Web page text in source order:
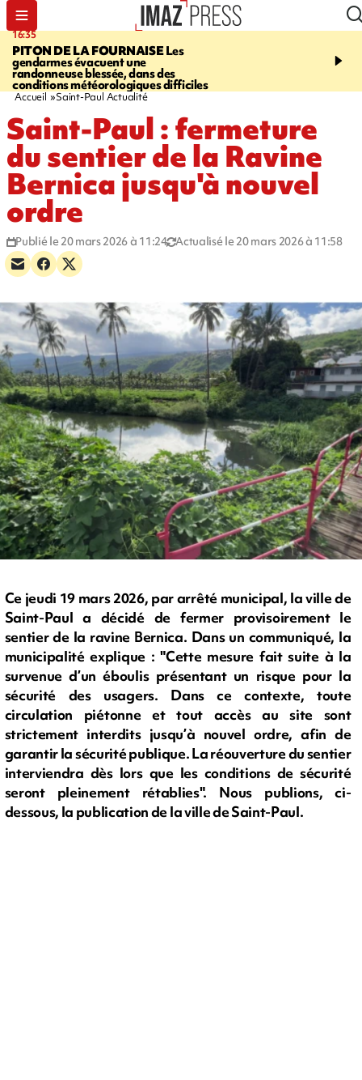
16:35
PITON DE LA FOURNAISELes
gendarmes évacuent une
randonneuse blessée, dans des
conditions météorologiques difficiles
06:58
la Corniche, Cascade
Accueil Saint-Paul Actualité
Saint-Paul : fermeture
du sentier de la Ravine
Bernica jusqu'à nouvel
ordre
Publié le 20 mars 2026 à 11:24 Actualisé le 20 mars 2026 à 11:58
Ce jeudi 19 mars 2026, par arrêté municipal, la ville de
Saint-Paul a décidé de fermer provisoirement le
sentier de la ravine Bernica. Dans un communiqué, la
municipalité explique : "Cette mesure fait suite à la
survenue d’un éboulis présentant un risque pour la
sécurité des usagers. Dans ce contexte, toute
circulation piétonne et tout accès au site sont
strictement interdits jusqu’à nouvel ordre, afin de
garantir la sécurité publique. La réouverture du sentier
interviendra dès lors que les conditions de sécurité
seront pleinement rétablies". Nous publions, ci-
dessous, la publication de la ville de Saint-Paul.